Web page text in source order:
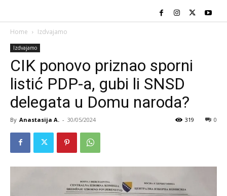
Home Izdvajamo
Izdvajamo
CIK ponovo priznao sporni
listić PDP-a, gubi li SNSD
delegata u Domu naroda?
By Anastasija A. - 30/05/2024 0
319